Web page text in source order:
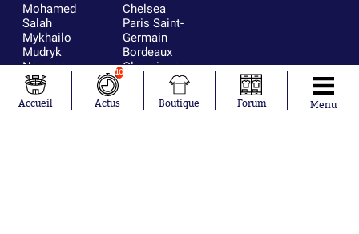
Mohamed
Salah
Mykhailo
Mudryk
Neymar
Khalis Merah
Loïs Openda
Moussa
Chelsea
Paris Saint-
Germain
Bordeaux
Olympique
lyonnais
Real Madrid
Accueil
10
Actus Boutique Forum Menu